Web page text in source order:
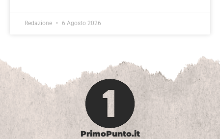
Redazione 6 Agosto 2026
PrimoPunto.it